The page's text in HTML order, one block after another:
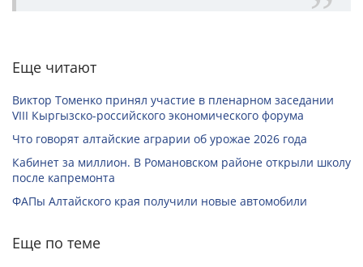
Еще читают
Виктор Томенко принял участие в пленарном заседании
VIII Кыргызско-российского экономического форума
Что говорят алтайские аграрии об урожае 2026 года
Кабинет за миллион. В Романовском районе открыли школу
после капремонта
ФАПы Алтайского края получили новые автомобили
Еще по теме